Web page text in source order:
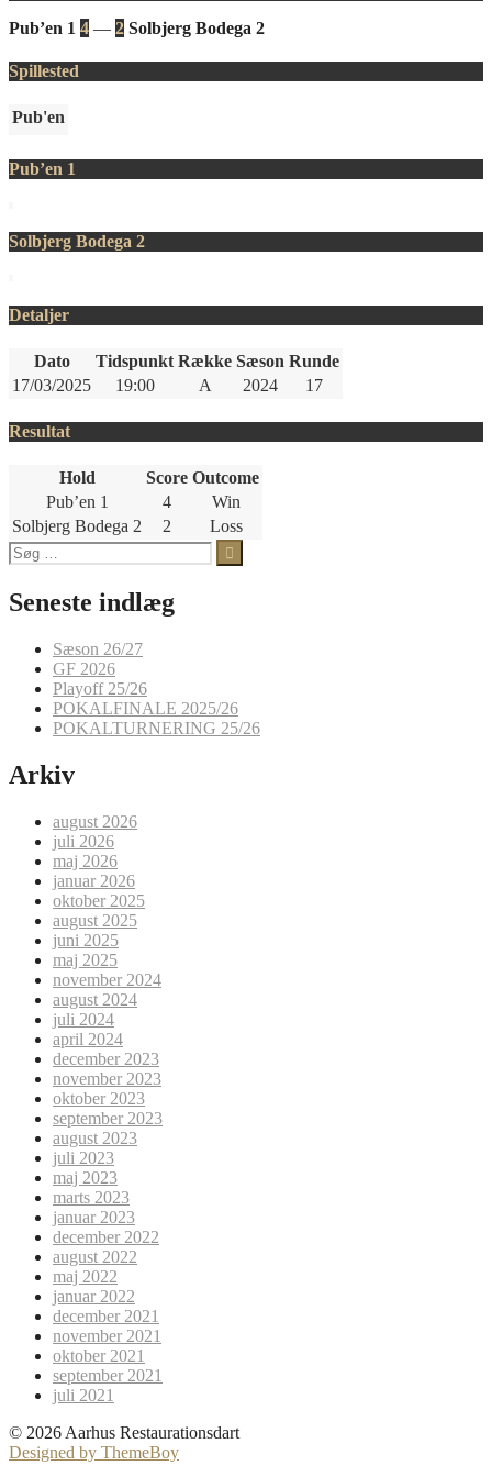
Pub’en 1 4 — 2 Solbjerg Bodega 2
Spillested
Pub'en
Pub’en 1
Solbjerg Bodega 2
Detaljer
Dato Tidspunkt Række Sæson Runde
17/03/2025
19:00 A 2024 17
Resultat
Hold Score Outcome
Pub’en 1
4
Win
Solbjerg Bodega 2
2
Loss
Søg
efter:
Seneste indlæg
Sæson 26/27
GF 2026
Playoff 25/26
POKALFINALE 2025/26
POKALTURNERING 25/26
Arkiv
august 2026
juli 2026
maj 2026
januar 2026
oktober 2025
august 2025
juni 2025
maj 2025
november 2024
august 2024
juli 2024
april 2024
december 2023
november 2023
oktober 2023
september 2023
august 2023
juli 2023
maj 2023
marts 2023
januar 2023
december 2022
august 2022
maj 2022
januar 2022
december 2021
november 2021
oktober 2021
september 2021
juli 2021
© 2026 Aarhus Restaurationsdart
Designed by ThemeBoy